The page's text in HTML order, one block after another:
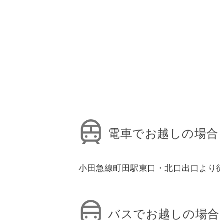
電車でお越しの場合
小田急線町田駅東口・北口出口より
バスでお越しの場合